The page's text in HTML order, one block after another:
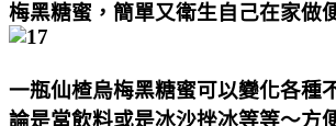
梅黑糖蜜，簡單又衛生自己在家做
一瓶仙楂烏梅黑糖蜜可以變化各種
論是當飲料或是冰沙挫冰等等～方